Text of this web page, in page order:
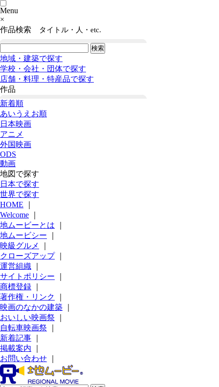
Menu
×
作品検索
タイトル・人・etc.
地域・建築で探す
学校・会社・団体で探す
店舗・料理・特産品で探す
作品
新着順
あいうえお順
日本映画
アニメ
外国映画
ODS
動画
地図で探す
日本で探す
世界で探す
HOME
Welcome
地ムービーとは
地ムービシー
映級グルメ
クローズアップ｜
運営組織
サイトポリシー
商標登録
著作権・リンク
映画のなかの建築
おいしい映画祭
自転車映画祭
新着記事
掲載案内
お問い合わせ